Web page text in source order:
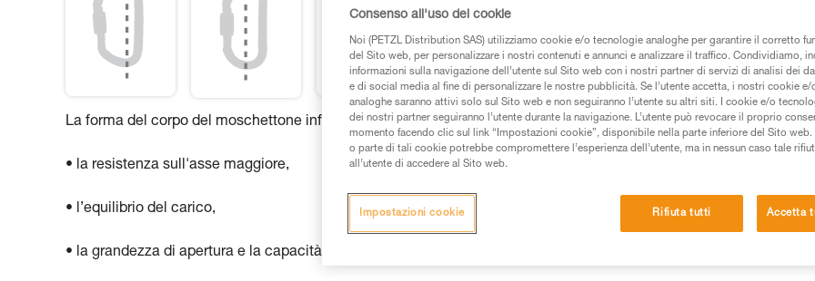
La forma del corpo del moschettone influisce su:
• la resistenza sull'asse maggiore,
• l’equilibrio del carico,
• la grandezza di apertura e la capacità,
Consenso all'uso dei cookie
Noi (PETZL Distribution SAS) utilizziamo cookie e/o tecnologie analoghe per garantire il corretto
del Sito web, per personalizzare i nostri contenuti e annunci e analizzare il traffico. Condividiamo,
informazioni sulla navigazione dell’utente sul Sito web con i nostri partner di servizi di analisi dei
e di social media al fine di personalizzare le nostre pubblicità. Se l’utente accetta, i nostri cookie
analoghe saranno attivi solo sul Sito web e non seguiranno l’utente su altri siti. I cookie e/o
dei nostri partner seguiranno l’utente durante la navigazione. L’utente può revocare il proprio
momento facendo clic sul link “Impostazioni cookie”, disponibile nella parte inferiore del Sito
o parte di tali cookie potrebbe compromettere l’esperienza dell’utente, ma in nessun caso tale
all’utente di accedere al Sito web.
Rifiuta tutti Accetta
Impostazioni cookie